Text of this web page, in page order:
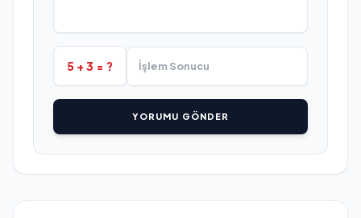
5 + 3 = ?
YORUMU GÖNDER